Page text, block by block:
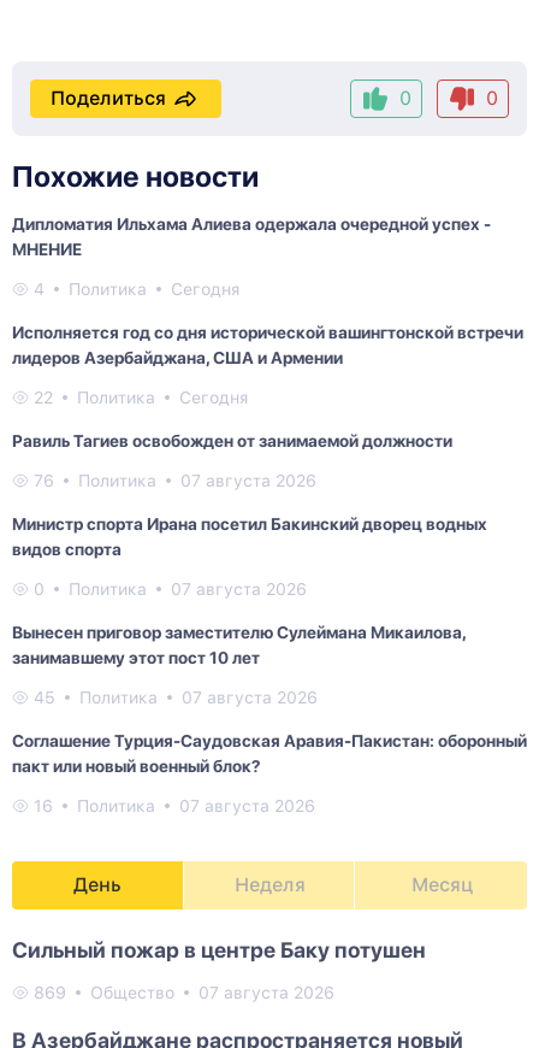
0 0
Поделиться
Похожие новости
Дипломатия Ильхама Алиева одержала очередной успех -
МНЕНИЕ
4 Политика Сегодня
Исполняется год со дня исторической вашингтонской встречи
лидеров Азербайджана, США и Армении
22 Политика Сегодня
Равиль Тагиев освобожден от занимаемой должности
76 Политика 07 августа 2026
Министр спорта Ирана посетил Бакинский дворец водных
видов спорта
0 Политика 07 августа 2026
Вынесен приговор заместителю Сулеймана Микаилова,
занимавшему этот пост 10 лет
45 Политика 07 августа 2026
Соглашение Турция-Саудовская Аравия-Пакистан: оборонный
пакт или новый военный блок?
16 Политика 07 августа 2026
День Неделя Месяц
Сильный пожар в центре Баку потушен
869 Общество 07 августа 2026
В Азербайджане распространяется новый